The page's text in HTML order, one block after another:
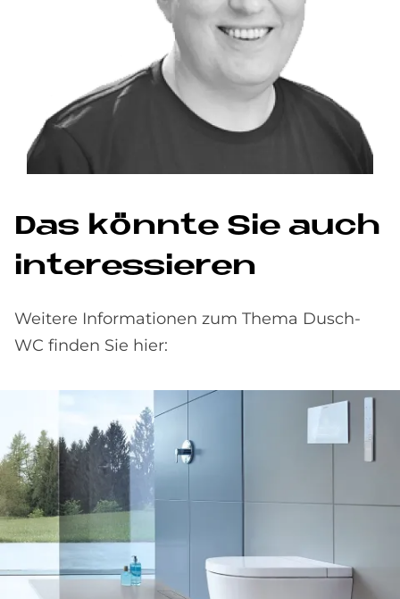
Das könn­te Sie auch
in­ter­es­sie­ren
Weitere Informationen zum Thema Dusch-
WC finden Sie hier: